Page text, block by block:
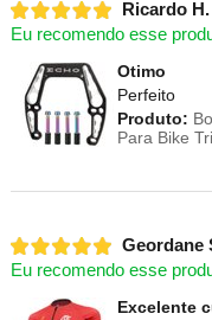
Ricardo H.
Eu recomendo esse
Otimo
Perfeito
Produto:
Para Bike
Geordane
Eu recomendo esse
Excelente